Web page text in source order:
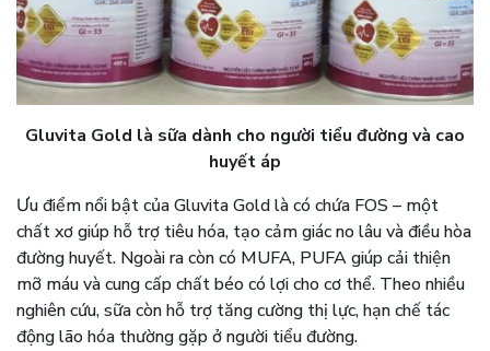
Gluvita Gold là sữa dành cho người tiểu đường và cao
huyết áp
Ưu điểm nổi bật của Gluvita Gold là có chứa FOS – một
chất xơ giúp hỗ trợ tiêu hóa, tạo cảm giác no lâu và điều hòa
đường huyết. Ngoài ra còn có MUFA, PUFA giúp cải thiện
mỡ máu và cung cấp chất béo có lợi cho cơ thể. Theo nhiều
nghiên cứu, sữa còn hỗ trợ tăng cường thị lực, hạn chế tác
động lão hóa thường gặp ở người tiểu đường.